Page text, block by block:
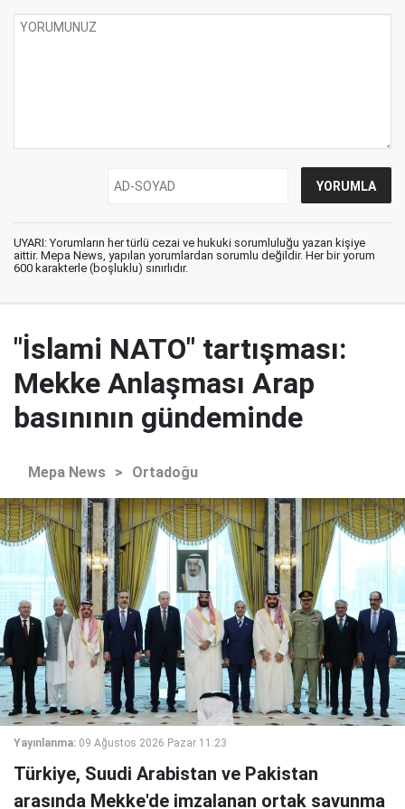
UYARI: Yorumların her türlü cezai ve hukuki sorumluluğu yazan kişiye
aittir. Mepa News, yapılan yorumlardan sorumlu değildir. Her bir yorum
600 karakterle (boşluklu) sınırlıdır.
"İslami NATO" tartışması:
Mekke Anlaşması Arap
basınının gündeminde
Mepa News > Ortadoğu
Yayınlanma: 09 Ağustos 2026 Pazar 11:23
Türkiye, Suudi Arabistan ve Pakistan
arasında Mekke'de imzalanan ortak savunma